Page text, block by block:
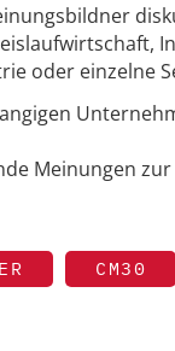
oder einzelne
Meinungen
CM30